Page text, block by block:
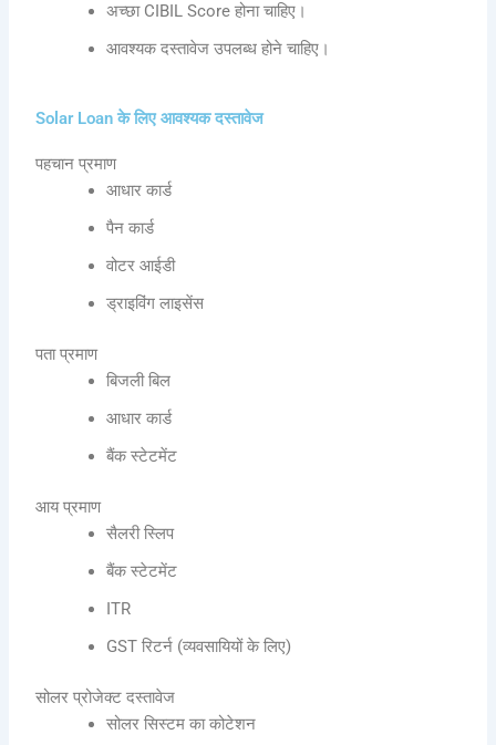
अच्छा CIBIL Score होना चाहिए।
आवश्यक दस्तावेज उपलब्ध होने चाहिए।
Solar Loan के लिए आवश्यक दस्तावेज
पहचान प्रमाण
आधार कार्ड
पैन कार्ड
वोटर आईडी
ड्राइविंग लाइसेंस
पता प्रमाण
बिजली बिल
आधार कार्ड
बैंक स्टेटमेंट
आय प्रमाण
सैलरी स्लिप
बैंक स्टेटमेंट
ITR
GST रिटर्न (व्यवसायियों के लिए)
सोलर प्रोजेक्ट दस्तावेज
सोलर सिस्टम का कोटेशन